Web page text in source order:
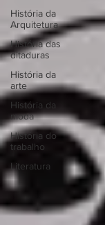
História da
Arquitetura
História das
ditaduras
História da
arte
História da
moda
História do
trabalho
Literatura